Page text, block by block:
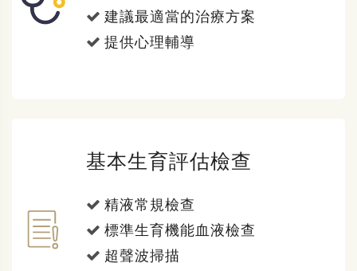
建議最適當的治療方案
提供心理輔導
基本生育評估檢查
精液常規檢查
標準生育機能血液檢查
超聲波掃描